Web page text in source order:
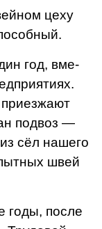
цеху
год, вме­
подвоз —
сёл на­шего
швей
после